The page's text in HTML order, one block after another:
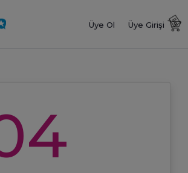
Üye Ol Üye Girişi